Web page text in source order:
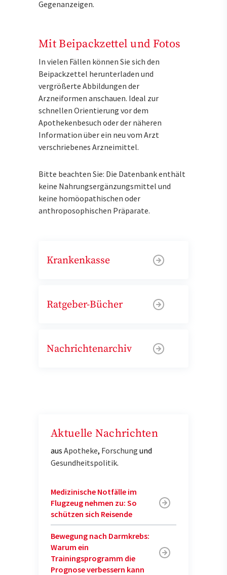
Gegenanzeigen.
Mit Beipackzettel und Fotos
In vielen Fällen können Sie sich den
Beipackzettel herunterladen und
vergrößerte Abbildungen der
Arzneiformen anschauen. Ideal zur
schnellen Orientierung vor dem
Apothekenbesuch oder der näheren
Information über ein neu vom Arzt
verschriebenes Arzneimittel.
Bitte beachten Sie: Die Datenbank enthält
keine Nahrungsergänzungsmittel und
keine homöopathischen oder
anthroposophischen Präparate.
Krankenkasse
Ratgeber-Bücher
Nachrichtenarchiv
Aktuelle Nachrichten
aus Apotheke, Forschung und
Gesundheitspolitik.
Medizinische Notfälle im
Flugzeug nehmen zu: So
schützen sich Reisende
Bewegung nach Darmkrebs:
Warum ein
Trainingsprogramm die
Prognose verbessern kann